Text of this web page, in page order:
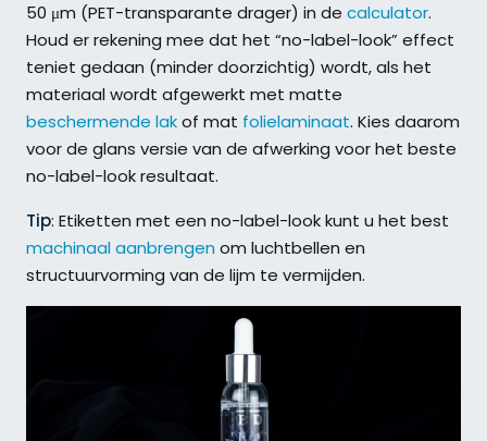
50 μm (PET-transparante drager) in de calculator.
Houd er rekening mee dat het “no-label-look” effect
teniet gedaan (minder doorzichtig) wordt, als het
materiaal wordt afgewerkt met matte
beschermende lakof mat folielaminaat. Kies daarom
voor de glans versie van de afwerking voor het beste
no-label-look resultaat.
Tip: Etiketten met een no-label-look kunt u het best
machinaal aanbrengen om luchtbellen en
structuurvorming van de lijm te vermijden.